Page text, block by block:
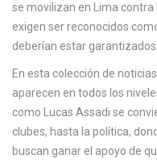
se movilizan en Lima contra
exigen ser reconocidos
deberían estar garantizados.
En esta colección de
aparecen en todos los
como Lucas Assadi se
clubes, hasta la política,
buscan ganar el apoyo de